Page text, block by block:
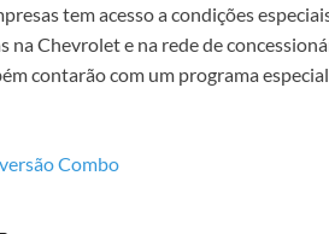
tem acesso a condições
Chevrolet e na rede de
contarão com um programa
Combo